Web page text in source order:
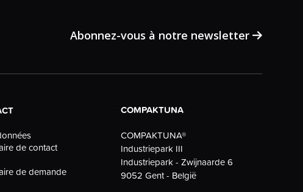
Abonnez-vous à notre newsletter
de contact
de demande
COMPAKTUNA
COMPAKTUNA®
Industriepark III
Industriepark - Zwijnaarde 6
9052 Gent - België